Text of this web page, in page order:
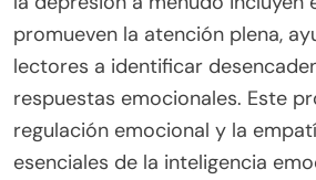
promueven la atención plena,
lectores a identificar
respuestas emocionales. Este
regulación emocional y la
esenciales de la inteligencia